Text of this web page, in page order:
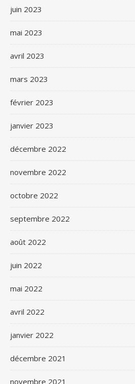
juin 2023
mai 2023
avril 2023
mars 2023
février 2023
janvier 2023
décembre 2022
novembre 2022
octobre 2022
septembre 2022
août 2022
juin 2022
mai 2022
avril 2022
janvier 2022
décembre 2021
novembre 2021